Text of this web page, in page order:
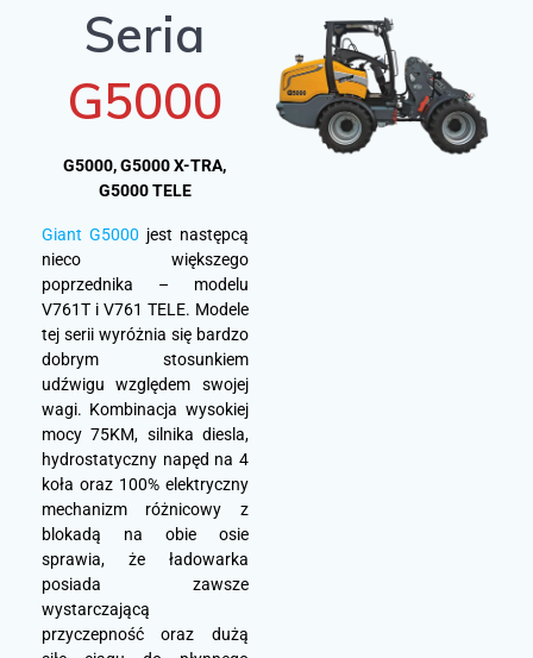
Seria
G5000
G5000, G5000 X-TRA,
G5000 TELE
Giant G5000 jest następcą
nieco większego
poprzednika – modelu
V761T i V761 TELE. Modele
tej serii wyróżnia się bardzo
dobrym stosunkiem
udźwigu względem swojej
wagi. Kombinacja wysokiej
mocy 75KM, silnika diesla,
hydrostatyczny napęd na 4
koła oraz 100% elektryczny
mechanizm różnicowy z
blokadą na obie osie
sprawia, że ładowarka
posiada zawsze
wystarczającą
przyczepność oraz dużą